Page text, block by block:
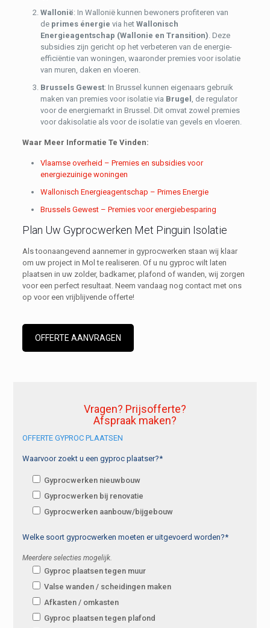
Wallonië: In Wallonië kunnen bewoners profiteren van
de primes énergie via het Wallonisch
Energieagentschap (Wallonie en Transition) . Deze
subsidies zijn gericht op het verbeteren van de energie-
efficiëntie van woningen, waaronder premies voor isolatie
van muren, daken en vloeren.
Brussels Gewest: In Brussel kunnen eigenaars gebruik
maken van premies voor isolatie via Brugel
, de regulator
voor de energiemarkt in Brussel. Dit omvat zowel premies
voor dakisolatie als voor de isolatie van gevels en vloeren.
Waar Meer Informatie Te Vinden:
Vlaamse overheid – Premies en subsidies voor
energiezuinige woningen
Wallonisch Energieagentschap – Primes Energie
Brussels Gewest – Premies voor energiebesparing
Plan Uw Gyprocwerken Met Pinguin Isolatie
Als toonaangevend aannemer in gyprocwerken staan wij klaar
om uw project in Mol te realiseren. Of u nu gyproc wilt laten
plaatsen in uw zolder, badkamer, plafond of wanden, wij zorgen
voor een perfect resultaat. Neem vandaag nog contact met ons
op voor een vrijblijvende offerte!
OFFERTE AANVRAGEN
Vragen? Prijsofferte?
Afspraak maken?
OFFERTE GYPROC PLAATSEN
Waarvoor zoekt u een gyproc plaatser?*
Gyprocwerken nieuwbouw
Gyprocwerken bij renovatie
Gyprocwerken aanbouw/bijgebouw
Welke soort gyprocwerken moeten er uitgevoerd worden?*
Meerdere selecties mogelijk.
Gyproc plaatsen tegen muur
Valse wanden / scheidingen maken
Afkasten / omkasten
Gyproc plaatsen tegen plafond